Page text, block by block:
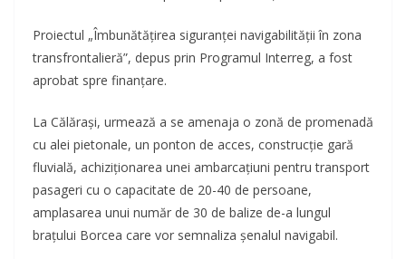
Proiectul „Îmbunătățirea siguranței navigabilității în zona
transfrontalieră”, depus prin Programul Interreg, a fost
aprobat spre finanțare.
La Călărași, urmează a se amenaja o zonă de promenadă
cu alei pietonale, un ponton de acces, construcție gară
fluvială, achiziționarea unei ambarcațiuni pentru transport
pasageri cu o capacitate de 20-40 de persoane,
amplasarea unui număr de 30 de balize de-a lungul
brațului Borcea care vor semnaliza șenalul navigabil.